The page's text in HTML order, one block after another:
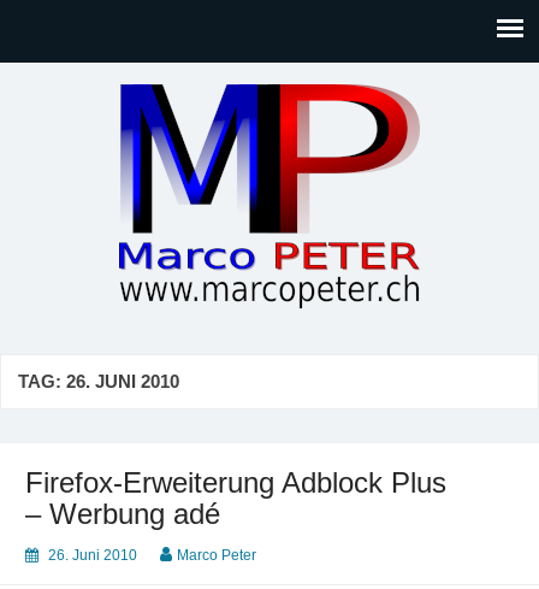
Gesellschaft, Musik, Photographie, Sport und Technik (IT)
TAG: 26. JUNI 2010
Firefox-Erweiterung Adblock Plus
– Werbung adé
26. Juni 2010 Marco Peter